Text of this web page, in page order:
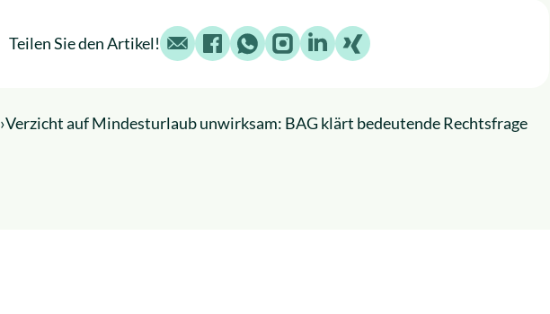
Teilen Sie den Artikel! E-MailFacebookWhatsApp
Instagram
LinkedIn
X
›Verzicht auf Mindesturlaub unwirksam: BAG klärt bedeutende Rechtsfrage